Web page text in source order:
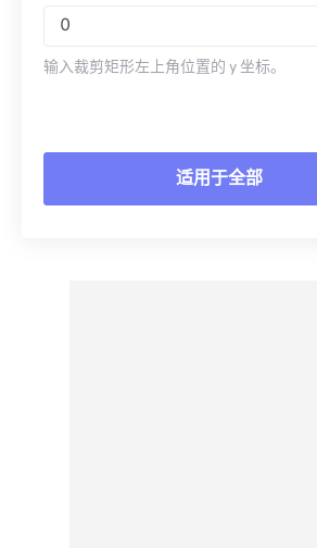
输入裁剪矩形左上角位置的 y 坐标。
适用于全部